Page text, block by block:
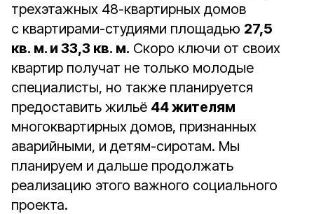
трехэтажных 48-квартирных домов
с квартирами-студиями площадью 27,5
кв. м. и 33,3 кв. м. Скоро ключи от своих
квартир получат не только молодые
специалисты, но также планируется
предоставить жильё 44 жителям
многоквартирных домов, признанных
аварийными, и детям-сиротам. Мы
планируем и дальше продолжать
реализацию этого важного социального
проекта.